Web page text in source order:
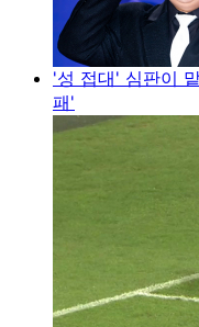
'성 접대' 심판이
패'